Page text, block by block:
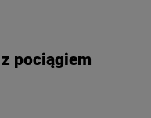
pociągiem